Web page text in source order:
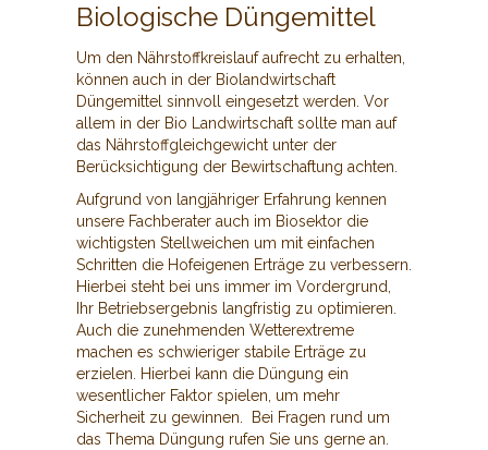
Biologische Düngemittel
Um den Nährstoffkreislauf aufrecht zu erhalten,
können auch in der Biolandwirtschaft
Düngemittel sinnvoll eingesetzt werden. Vor
allem in der Bio Landwirtschaft sollte man auf
das Nährstoffgleichgewicht unter der
Berücksichtigung der Bewirtschaftung achten.
Aufgrund von langjähriger Erfahrung kennen
unsere Fachberater auch im Biosektor die
wichtigsten Stellweichen um mit einfachen
Schritten die Hofeigenen Erträge zu verbessern.
Hierbei steht bei uns immer im Vordergrund,
Ihr Betriebsergebnis langfristig zu optimieren.
Auch die zunehmenden Wetterextreme
machen es schwieriger stabile Erträge zu
erzielen. Hierbei kann die Düngung ein
wesentlicher Faktor spielen, um mehr
Sicherheit zu gewinnen. Bei Fragen rund um
das Thema Düngung rufen Sie uns gerne an.